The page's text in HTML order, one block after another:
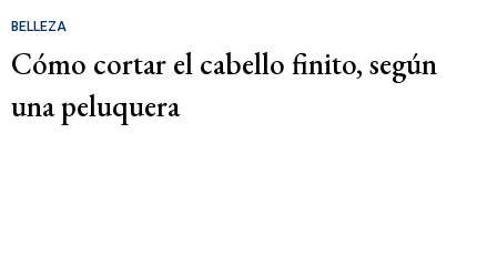
BELLEZA
Cómo cortar el cabello finito, según
una peluquera